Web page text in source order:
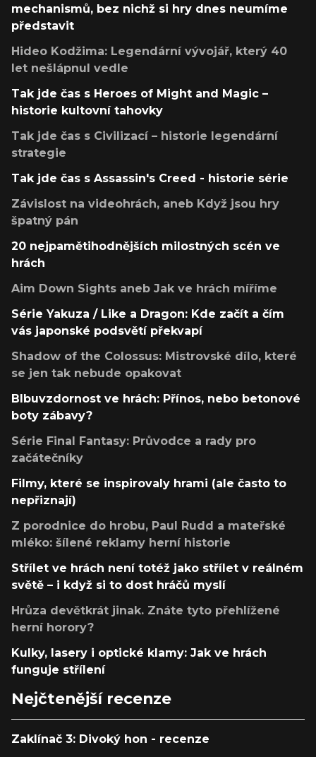
mechanismů, bez nichž si hry dnes neumíme
představit
Hideo Kodžima: Legendární vývojář, který 40
let nešlápnul vedle
Tak jde čas s Heroes of Might and Magic –
historie kultovní tahovky
Tak jde čas s Civilizací – historie legendární
strategie
Tak jde čas s Assassin's Creed - historie série
Závislost na videohrách, aneb Když jsou hry
špatný pán
20 nejpamětihodnějších milostných scén ve
hrách
Aim Down Sights aneb Jak ve hrách míříme
Série Yakuza / Like a Dragon: Kde začít a čím
vás japonské podsvětí překvapí
Shadow of the Colossus: Mistrovské dílo, které
se jen tak nebude opakovat
Blbuvzdornost ve hrách: Přínos, nebo betonové
boty zábavy?
Série Final Fantasy: Průvodce a rady pro
začátečníky
Filmy, které se inspirovaly hrami (ale často to
nepřiznají)
Z porodnice do hrobu, Paul Rudd a mateřské
mléko: šílené reklamy herní historie
Střílet ve hrách není totéž jako střílet v reálném
světě – i když si to dost hráčů myslí
Hrůza devětkrát jinak. Znáte tyto přehlížené
herní horory?
Kulky, lasery i optické klamy: Jak ve hrách
funguje střílení
Nejčtenější recenze
Zaklínač 3: Divoký hon - recenze